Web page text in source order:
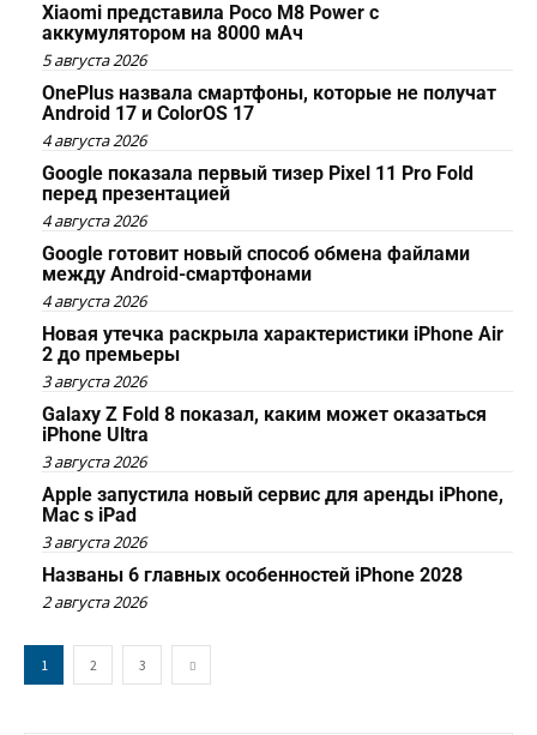
Xiaomi представила Poco M8 Power с
аккумулятором на 8000 мАч
5 августа 2026
OnePlus назвала смартфоны, которые не получат
Android 17 и ColorOS 17
4 августа 2026
Google показала первый тизер Pixel 11 Pro Fold
перед презентацией
4 августа 2026
Google готовит новый способ обмена файлами
между Android-смартфонами
4 августа 2026
Новая утечка раскрыла характеристики iPhone Air
2 до премьеры
3 августа 2026
Galaxy Z Fold 8 показал, каким может оказаться
iPhone Ultra
3 августа 2026
Apple запустила новый сервис для аренды iPhone,
Mac s iPad
3 августа 2026
Названы 6 главных особенностей iPhone 2028
2 августа 2026
1 2 3